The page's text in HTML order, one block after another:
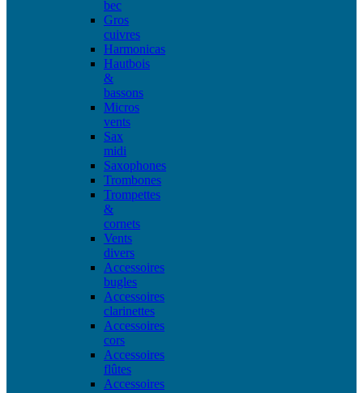
bec
Gros
cuivres
Harmonicas
Hautbois
&
bassons
Micros
vents
Sax
midi
Saxophones
Trombones
Trompettes
&
cornets
Vents
divers
Accessoires
bugles
Accessoires
clarinettes
Accessoires
cors
Accessoires
flûtes
Accessoires